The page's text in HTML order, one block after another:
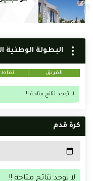
البطولة الوطنية
الفريق نقاط
لا توجد نتائج متاحة !!
كرة قدم
لا توجد نتائج متاحة !!